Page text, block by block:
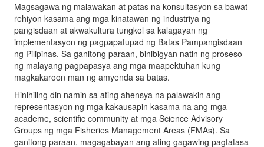
Magsagawa ng malawakan at patas na konsultasyon sa bawat
rehiyon kasama ang mga kinatawan ng industriya ng
pangisdaan at akwakultura tungkol sa kalagayan ng
implementasyon ng pagpapatupad ng Batas Pampangisdaan
ng Pilipinas. Sa ganitong paraan, binibigyan natin ng proseso
ng malayang pagpapasya ang mga maapektuhan kung
magkakaroon man ng amyenda sa batas.
Hinihiling din namin sa ating ahensya na palawakin ang
representasyon ng mga kakausapin kasama na ang mga
academe, scientific community at mga Science Advisory
Groups ng mga Fisheries Management Areas (FMAs). Sa
ganitong paraan, magagabayan ang ating gagawing pagtatasa